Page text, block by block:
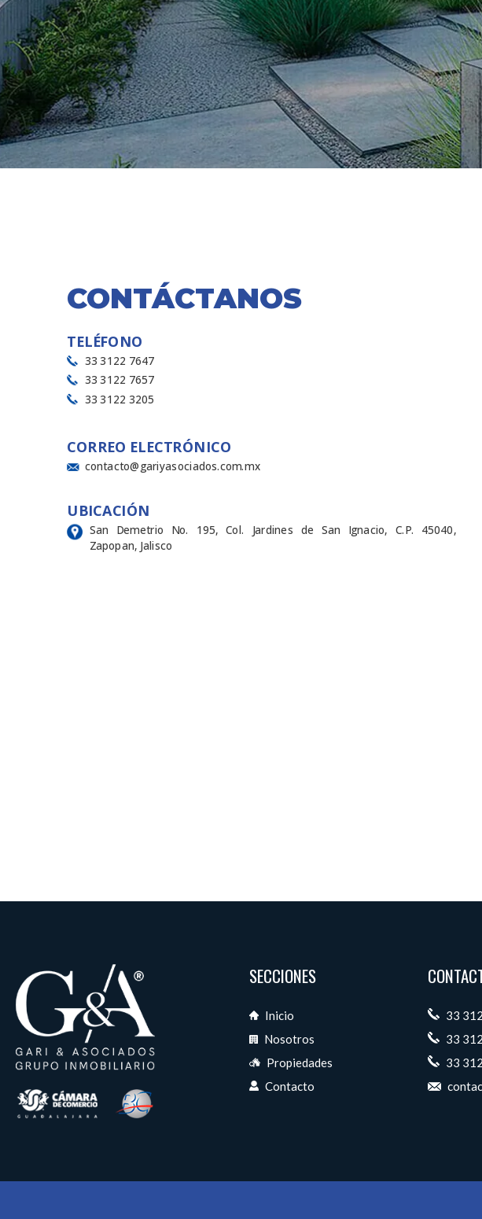
CONTÁCTANOS
TELÉFONO
33 3122 7647
33 3122 7657
33 3122 3205
CORREO ELECTRÓNICO
contacto@gariyasociados.com.mx
UBICACIÓN
San Demetrio No. 195, Col. Jardines de San Ignacio, C.P. 45040,
Zapopan, Jalisco
SECCIONES
Inicio
Nosotros
Propiedades
Contacto
33
33
33